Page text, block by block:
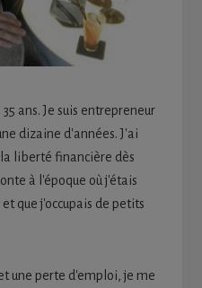
ans. Je suis entrepreneur
dizaine d'années. J'ai
liberté financière dès
à l'époque où j'étais
que j'occupais de petits
une perte d'emploi, je me